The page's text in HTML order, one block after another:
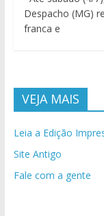
Despacho (MG)
franca e
VEJA MAIS
Leia a Edição
Site Antigo
Fale com a gente